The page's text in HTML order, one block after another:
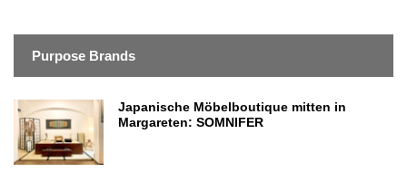
Purpose Brands
Japanische Möbelboutique mitten in
Margareten: SOMNIFER